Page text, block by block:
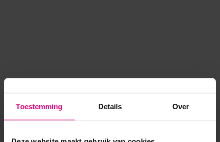
Toestemming Details Over